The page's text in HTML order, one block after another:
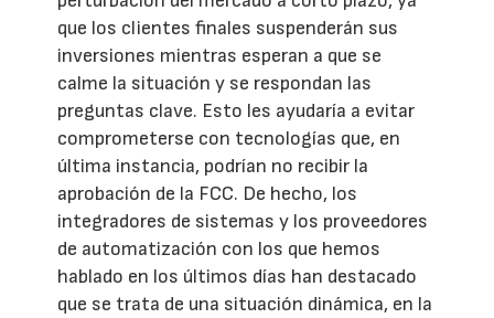
que los clientes finales suspenderán sus
inversiones mientras esperan a que se
calme la situación y se respondan las
preguntas clave. Esto les ayudaría a evitar
comprometerse con tecnologías que, en
última instancia, podrían no recibir la
aprobación de la FCC. De hecho, los
integradores de sistemas y los proveedores
de automatización con los que hemos
hablado en los últimos días han destacado
que se trata de una situación dinámica, en la